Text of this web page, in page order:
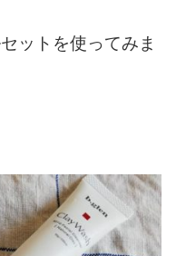
ットを使ってみま